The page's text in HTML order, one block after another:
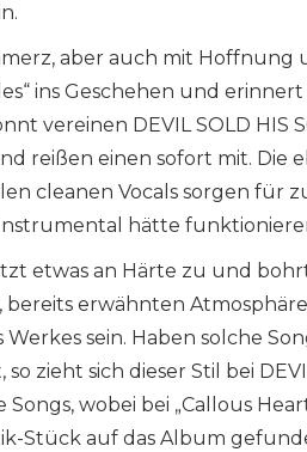
aber auch mit Hoffnung
ins Geschehen und
vereinen DEVIL SOLD
reißen einen sofort mit. Die
cleanen Vocals sorgen für
hätte
etwas an Härte zu und
erwähnten
sein. Haben solche
zieht sich dieser Stil bei
wobei bei „Callous
Stück auf das Album